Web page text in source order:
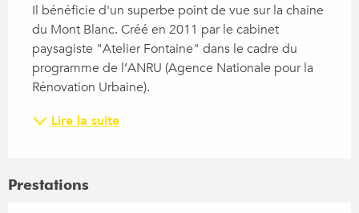
Il bénéficie d'un superbe point de vue sur la chaine
du Mont Blanc. Créé en 2011 par le cabinet
paysagiste "Atelier Fontaine" dans le cadre du
programme de l’ANRU (Agence Nationale pour la
Rénovation Urbaine).
Lire la suite
Prestations